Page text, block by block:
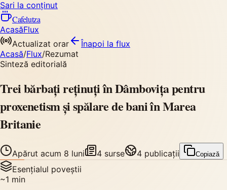
Sari la conținut
Cafelutza
AcasăFlux
Actualizat orar
Înapoi la flux
Acasă/Flux/Rezumat
Sinteză editorială
Trei bărbați reținuți în Dâmbovița pentru
proxenetism și spălare de bani în Marea
Britanie
Apărut acum 8 luni 4 surse 4 publicații Copiază
Esențialul poveștii
~1 min